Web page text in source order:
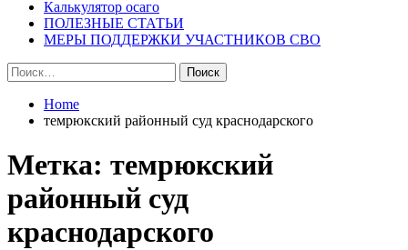
Калькулятор осаго
ПОЛЕЗНЫЕ СТАТЬИ
МЕРЫ ПОДДЕРЖКИ УЧАСТНИКОВ СВО
Найти:
Home
темрюкский районный суд краснодарского
Метка: темрюкский
районный суд
краснодарского